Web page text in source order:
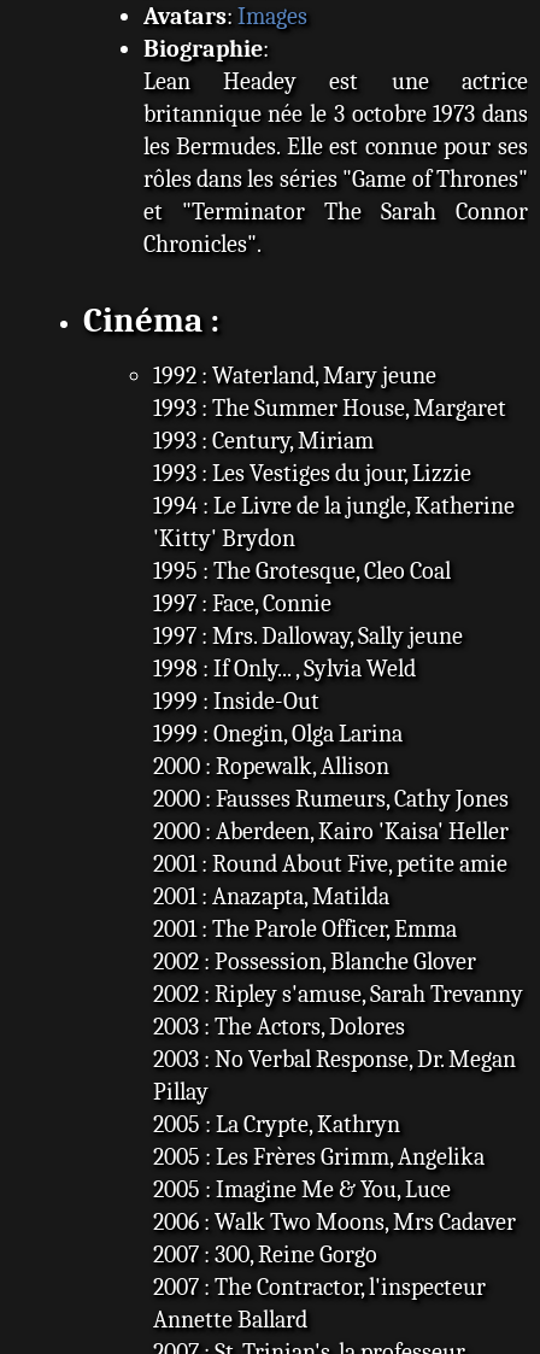
Avatars: Images
Biographie:
Lean Headey est une actrice
britannique née le 3 octobre 1973 dans
les Bermudes. Elle est connue pour ses
rôles dans les séries "Game of Thrones"
et "Terminator The Sarah Connor
Chronicles".
Cinéma :
1992 : Waterland, Mary jeune
1993 : The Summer House, Margaret
1993 : Century, Miriam
1993 : Les Vestiges du jour, Lizzie
1994 : Le Livre de la jungle, Katherine
'Kitty' Brydon
1995 : The Grotesque, Cleo Coal
1997 : Face, Connie
1997 : Mrs. Dalloway, Sally jeune
1998 : If Only... , Sylvia Weld
1999 : Inside-Out
1999 : Onegin, Olga Larina
2000 : Ropewalk, Allison
2000 : Fausses Rumeurs, Cathy Jones
2000 : Aberdeen, Kairo 'Kaisa' Heller
2001 : Round About Five, petite amie
2001 : Anazapta, Matilda
2001 : The Parole Officer, Emma
2002 : Possession, Blanche Glover
2002 : Ripley s'amuse, Sarah Trevanny
2003 : The Actors, Dolores
2003 : No Verbal Response, Dr. Megan
Pillay
2005 : La Crypte, Kathryn
2005 : Les Frères Grimm, Angelika
2005 : Imagine Me & You, Luce
2006 : Walk Two Moons, Mrs Cadaver
2007 : 300, Reine Gorgo
2007 : The Contractor, l'inspecteur
Annette Ballard